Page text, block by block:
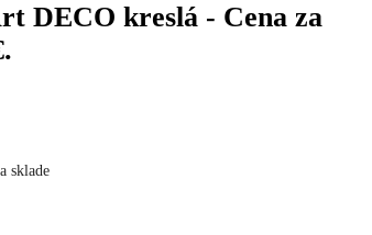
DECO kreslá - Cena za
sklade